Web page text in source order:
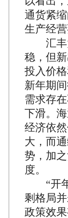
通货紧
生产经
汇丰大
稳，但
投入价
新年期
需求存
下滑。
经济依
大，而
势，加
度。
“开年
剩格局
政策效